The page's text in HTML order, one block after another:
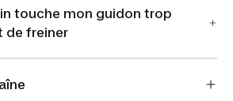
touche mon guidon trop
de freiner